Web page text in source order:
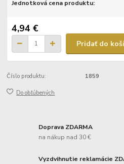
Jednotková cena produktu:
4,94 €
Pridať do
Číslo produktu: 1859
Do obľúbených
Doprava ZDARMA
na nákup nad 30 €
Vyzdvihnutie reklamácie